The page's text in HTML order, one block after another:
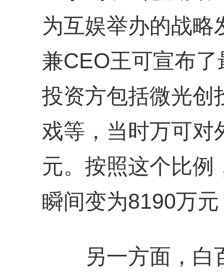
为互娱举办的战略
兼CEO王可宣布
投资方包括微光创
戏等，当时万可对
元。按照这个比例
瞬间变为8190万
另一方面，白